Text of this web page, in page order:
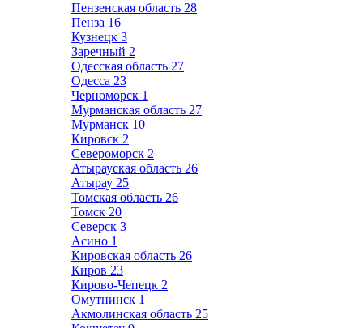
Пензенская область 28
Пенза 16
Кузнецк 3
Заречный 2
Одесская область 27
Одесса 23
Черноморск 1
Мурманская область 27
Мурманск 10
Кировск 2
Североморск 2
Атырауская область 26
Атырау 25
Томская область 26
Томск 20
Северск 3
Асино 1
Кировская область 26
Киров 23
Кирово-Чепецк 2
Омутнинск 1
Акмолинская область 25